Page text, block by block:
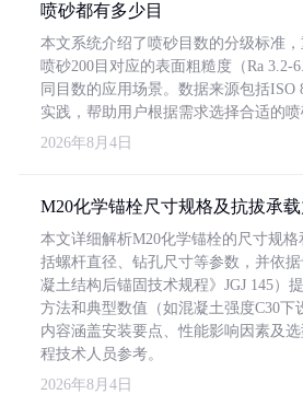
喷砂都有多少目
本文系统介绍了喷砂目数的分级标准
喷砂200目对应的表面粗糙度（Ra 3.2-
同目数的应用场景。数据来源包括ISO
实践，帮助用户根据需求选择合适的喷
2026年8月4日
M20化学锚栓尺寸规格及抗拔承
本文详细解析M20化学锚栓的尺寸规
括螺杆直径、钻孔尺寸等参数，并依
凝土结构后锚固技术规程》JGJ 145）
方法和典型数值（如混凝土强度C30下
内容涵盖安装要点、性能影响因素及
程技术人员参考。
2026年8月4日